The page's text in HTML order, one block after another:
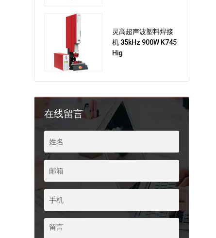
灵高超声波塑料焊接
机 35kHz 900W K745
Hig
在线留言